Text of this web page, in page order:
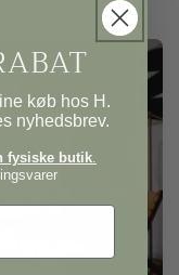
køb hos H.
nyhedsbrev.
fysiske butik.